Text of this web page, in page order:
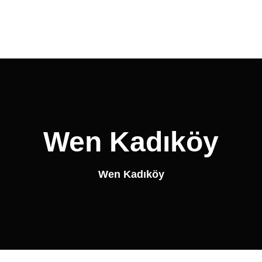
Wen Kadıköy
Wen Kadıköy